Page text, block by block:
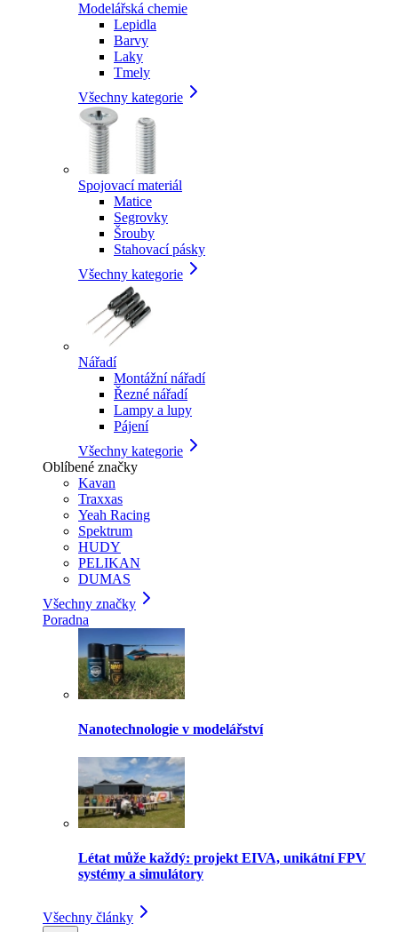
Modelářská chemie
Lepidla
Barvy
Laky
Tmely
Všechny kategorie
Spojovací materiál
Matice
Segrovky
Šrouby
Stahovací pásky
Všechny kategorie
Nářadí
Montážní nářadí
Řezné nářadí
Lampy a lupy
Pájení
Všechny kategorie
Oblíbené značky
Kavan
Traxxas
Yeah Racing
Spektrum
HUDY
PELIKAN
DUMAS
Všechny značky
Poradna
Nanotechnologie v modelářství
Létat může každý: projekt EIVA, unikátní FPV
systémy a simulátory
Všechny články